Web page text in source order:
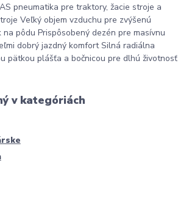
pneumatika pre traktory, žacie stroje a
Veľký objem vzduchu pre zvýšenú
pôdu Prispôsobený dezén pre masívnu
dobrý jazdný komfort Silná radiálna
pätkou plášťa a bočnicou pre dlhú životnosť
v kategóriách